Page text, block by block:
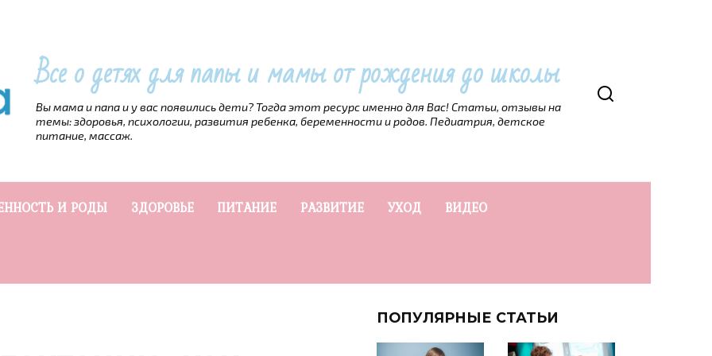
Все о детях для папы и мамы от рождения до школы
Вы мама и папа и у вас появились дети? Тогда этот ресурс именно для Вас! Статьи, отзывы на
темы: здоровья, психологии, развития ребенка, беременности и родов. Педиатрия, детское
питание, массаж.
И РОДЫ ЗДОРОВЬЕ ПИТАНИЕ РАЗВИТИЕ УХОД ВИДЕО
ПОПУЛЯРНЫЕ СТАТЬИ